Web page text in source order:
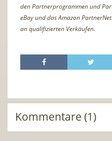
den Partnerprogrammen und
eBay und das Amazon
an qualifizierten Verkäufen.
Kommentare (1)